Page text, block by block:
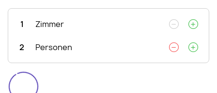
1 Zimmer
2 Personen